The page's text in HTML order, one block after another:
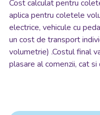
Cost calculat pentru
aplica pentru coletele
electrice, vehicule cu
un cost de transport
volumetrie) .Costul final
plasare al comenzii, cat